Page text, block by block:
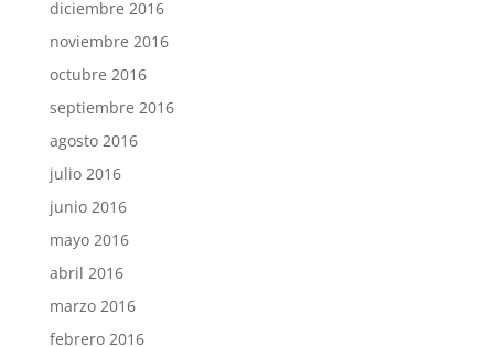
diciembre 2016
noviembre 2016
octubre 2016
septiembre 2016
agosto 2016
julio 2016
junio 2016
mayo 2016
abril 2016
marzo 2016
febrero 2016